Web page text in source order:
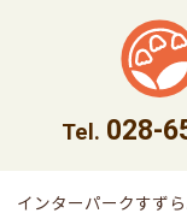
028-
インターパークすず